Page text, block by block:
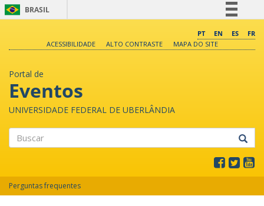
BRASIL
Comunica BR
PT EN ES
FR
ACESSIBILIDADE
ALTO CONTRASTE MAPA DO SITE
Portal de
Eventos
UNIVERSIDADE FEDERAL DE UBERLÂNDIA
Perguntas frequentes